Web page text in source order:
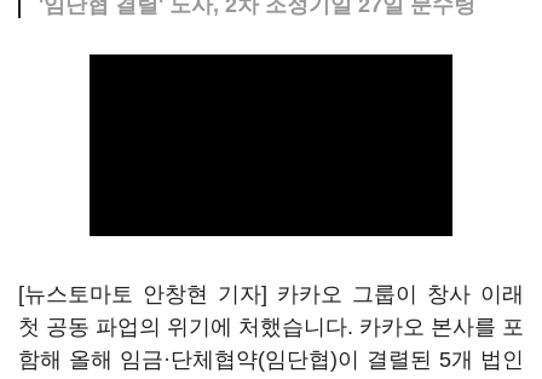
'임단협 결렬' 노사, 2차 조정기일 27일 분수령
[뉴스토마토 안창현 기자] 카카오 그룹이 창사 이래
첫 공동 파업의 위기에 처했습니다. 카카오 본사를 포
함해 올해 임금·단체협약(임단협)이 결렬된 5개 법인